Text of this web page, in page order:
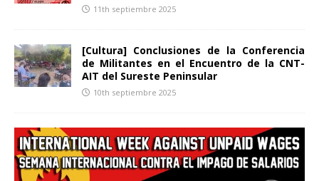
11th septiembre 2025
[Cultura] Conclusiones de la Conferencia
de Militantes en el Encuentro de la CNT-
AIT del Sureste Peninsular
10th septiembre 2025